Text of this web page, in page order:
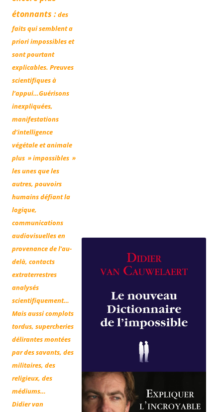
étonnants :des
faits qui semblent a
priori impossibles et
sont pourtant
explicables. Preuves
scientifiques à
l’appui…Guérisons
inexpliquées,
manifestations
d’intelligence
végétale et animale
plus » impossibles »
les unes que les
autres, pouvoirs
humains défiant la
logique,
communications
audiovisuelles en
provenance de l’au-
delà, contacts
extraterrestres
analysés
scientifiquement…
Mais aussi complots
tordus, supercheries
délirantes montées
par des savants, des
militaires, des
religieux, des
médiums…
Didier van